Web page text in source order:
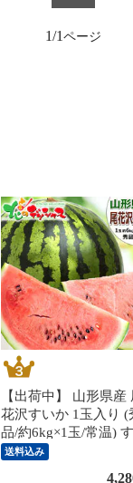
1/1
【出荷中】 山形県産
花沢すいか 1玉入り (
品/約6kg×1玉/常温)
か スイカ 西瓜 尾花沢
イカ 夏ギフト 残暑
送料込み